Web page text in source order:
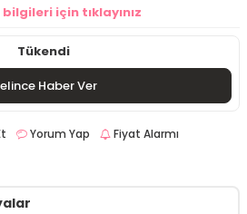
için tıklayınız
Tükendi
Haber Ver
Yorum Yap Fiyat Alarmı